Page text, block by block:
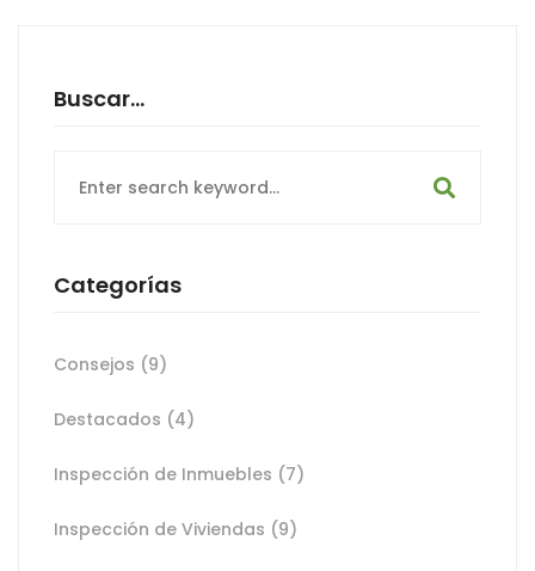
Buscar…
for:
Categorías
Consejos (9)
Destacados (4)
Inspección de Inmuebles (7)
Inspección de Viviendas (9)